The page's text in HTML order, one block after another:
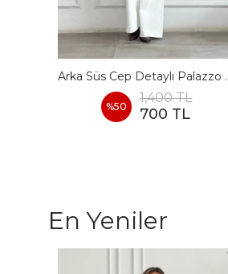
Arka Süs
%50
1,400 TL
700 TL
En Yeniler